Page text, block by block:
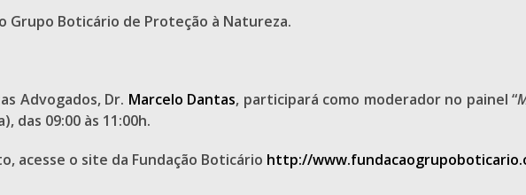
Grupo Boticário de Proteção à Natureza.
Advogados, Dr. Marcelo Dantas, participará como moderador no painel “
das 09:00 às 11:00h.
acesse o site da Fundação Boticário http://